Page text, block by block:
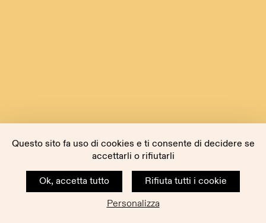
Questo sito fa uso di cookies e ti consente di decidere se
accettarli o rifiutarli
Ok, accetta tutto
Rifiuta tutti i cookie
Personalizza